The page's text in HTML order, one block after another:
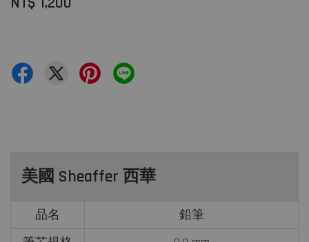
美國 Sheaffer 西華
品名
鉛筆